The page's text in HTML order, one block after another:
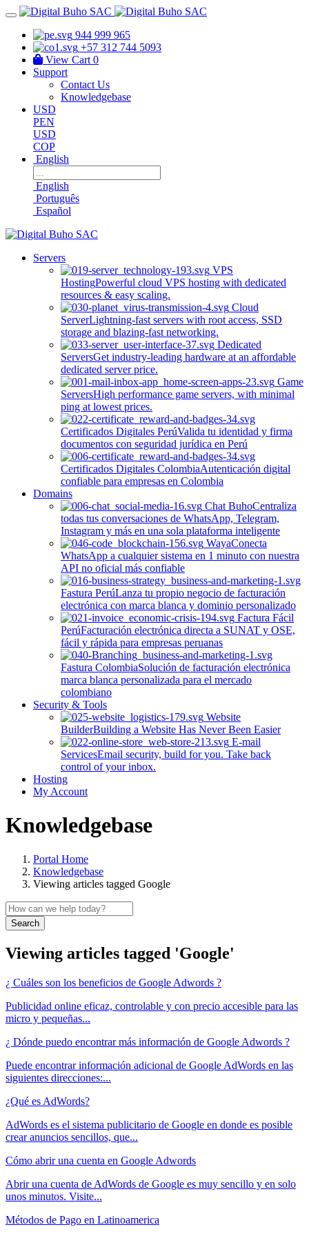
944 999 965
+57 312 744 5093
View Cart 0
Support
Contact Us
Knowledgebase
USD
PEN
USD
COP
English
English
Português
Español
Servers
VPS
HostingPowerful cloud VPS hosting with dedicated
resources & easy scaling.
Cloud
ServerLightning-fast servers with root access, SSD
storage and blazing-fast networking.
Dedicated
ServersGet industry-leading hardware at an affordable
dedicated server price.
Game
ServersHigh performance game servers, with minimal
ping at lowest prices.
Certificados Digitales PerúValida tu identidad y firma
documentos con seguridad jurídica en Perú
Certificados Digitales ColombiaAutenticación digital
confiable para empresas en Colombia
Domains
Chat BuhoCentraliza
todas tus conversaciones de WhatsApp, Telegram,
Instagram y más en una sola plataforma inteligente
WayaConecta
WhatsApp a cualquier sistema en 1 minuto con nuestra
API no oficial más confiable
Fastura PerúLanza tu propio negocio de facturación
electrónica con marca blanca y dominio personalizado
Factura Fácil
PerúFacturación electrónica directa a SUNAT y OSE,
fácil y rápida para empresas peruanas
Fastura ColombiaSolución de facturación electrónica
marca blanca personalizada para el mercado
colombiano
Security & Tools
Website
BuilderBuilding a Website Has Never Been Easier
E-mail
ServicesEmail security, build for you. Take back
control of your inbox.
Hosting
My Account
Knowledgebase
Portal Home
Knowledgebase
Viewing articles tagged Google
Search
Viewing articles tagged 'Google'
¿ Cuáles son los beneficios de Google Adwords ?
Publicidad online eficaz, controlable y con precio accesible para las
micro y pequeñas...
¿ Dónde puedo encontrar más información de Google Adwords ?
Puede encontrar información adicional de Google AdWords en las
siguientes direcciones:...
¿Qué es AdWords?
AdWords es el sistema publicitario de Google en donde es posible
crear anuncios sencillos, que...
Cómo abrir una cuenta en Google Adwords
Abrir una cuenta de AdWords de Google es muy sencillo y en solo
unos minutos. Visite...
Métodos de Pago en Latinoamerica